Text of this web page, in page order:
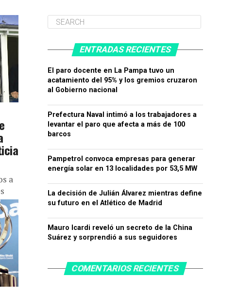
a
ENTRADAS RECIENTES
El paro docente en La Pampa tuvo un
acatamiento del 95% y los gremios cruzaron
al Gobierno nacional
Prefectura Naval intimó a los trabajadores a
levantar el paro que afecta a más de 100
barcos
Pampetrol convoca empresas para generar
energía solar en 13 localidades por 53,5 MW
La decisión de Julián Álvarez mientras define
su futuro en el Atlético de Madrid
Mauro Icardi reveló un secreto de la China
Suárez y sorprendió a sus seguidores
COMENTARIOS RECIENTES